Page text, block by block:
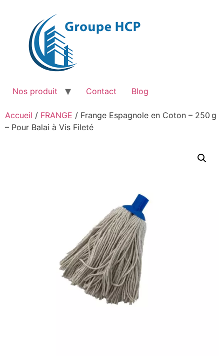
Nos produit Contact Blog
Accueil / FRANGE / Frange Espagnole en Coton – 250 g
– Pour Balai à Vis Fileté